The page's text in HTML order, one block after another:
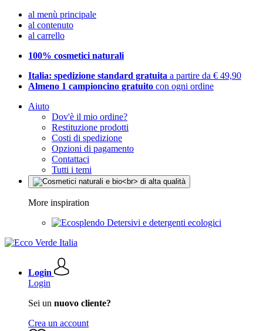
al menù principale
al contenuto
al carrello
100% cosmetici naturali
Italia: spedizione standard gratuita a partire da € 49,90
Almeno 1 campioncino gratuito con ogni ordine
Aiuto
Dov'è il mio ordine?
Restituzione prodotti
Costi di spedizione
Opzioni di pagamento
Contattaci
Tutti i temi
More inspiration
Detersivi e detergenti ecologici
Login
Login
Sei un nuovo cliente?
Crea un account